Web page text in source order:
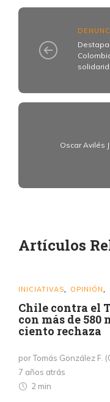
Oscar Avilés
Artículos
INICIATIVAS OPINIÓN
Chile contra el
con más de
ciento rechaza
por Tomás González F.
7 años atrás
2 min